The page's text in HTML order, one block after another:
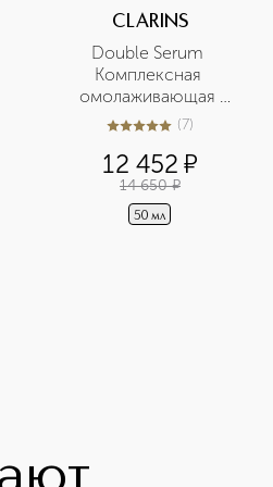
CLARINS
Double Serum
Комплексная
омолаживающая
двойная сыворотка для
5из 57 (7)
12 452 ¤
14 650 ¤
50 мл